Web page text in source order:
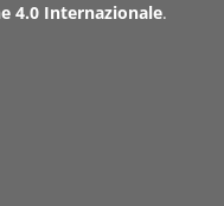
4.0 Internazionale.